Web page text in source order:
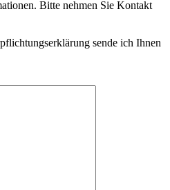
Bitte nehmen Sie Kontakt
sende ich Ihnen